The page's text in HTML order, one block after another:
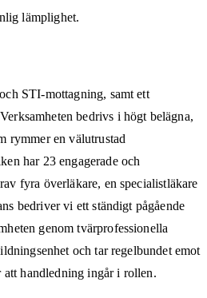
lämplighet.
STI-mottagning, samt ett
bedrivs i högt belägna,
rymmer en välutrustad
har 23 engagerade och
fyra överläkare, en specialistläkare
bedriver vi ett ständigt pågående
genom tvärprofessionella
och tar regelbundet emot
handledning ingår i rollen.